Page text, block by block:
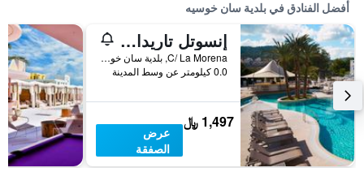
أفضل الفنادق في بلدية سان خوسيه
إنسوتل تاريدا بيتش ريزورت آند سبا -سشامامل جميع الخدمات
C/ La Morena, بلدية سان خوسيه, إيبيزا, أسبانيا
0.0 كيلومتر عن وسط المدينة
1,497 ﷼
عرض
الصفقة